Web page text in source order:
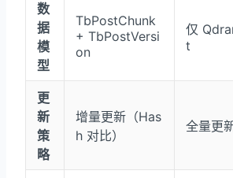
数
据
模
型
TbPostChunk
+ TbPostVersi
on
仅
t
更
新
策
略
增量更新（Has
h 对比）
全量更